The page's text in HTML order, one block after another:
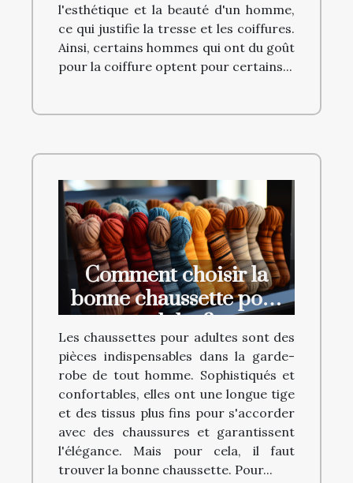
l'esthétique et la beauté d'un homme,
ce qui justifie la tresse et les coiffures.
Ainsi, certains hommes qui ont du goût
pour la coiffure optent pour certains...
Comment choisir la
bonne chaussette pour
adulte ?
Les chaussettes pour adultes sont des
pièces indispensables dans la garde-
robe de tout homme. Sophistiqués et
confortables, elles ont une longue tige
et des tissus plus fins pour s'accorder
avec des chaussures et garantissent
l'élégance. Mais pour cela, il faut
trouver la bonne chaussette. Pour...